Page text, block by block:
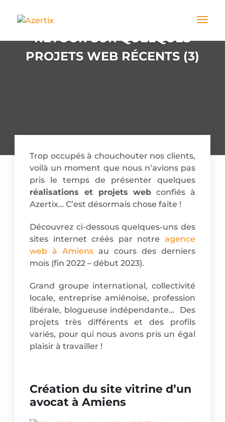
RETOUR SUR QUELQUES
PROJETS WEB RÉCENTS (3)
Trop occupés à chouchouter nos clients,
voilà un moment que nous n’avions pas
pris le temps de présenter quelques
réalisations et projets web confiés à
Azertix… C’est désormais chose faite !
Découvrez ci-dessous quelques-uns des
sites internet créés par notre agence
web à Amiens au cours des derniers
mois (fin 2022 – début 2023).
Grand groupe international, collectivité
locale, entreprise amiénoise, profession
libérale, blogueuse indépendante… Des
projets très différents et des profils
variés, pour qui nous avons pris un égal
plaisir à travailler !
Création du site vitrine d’un
avocat à Amiens